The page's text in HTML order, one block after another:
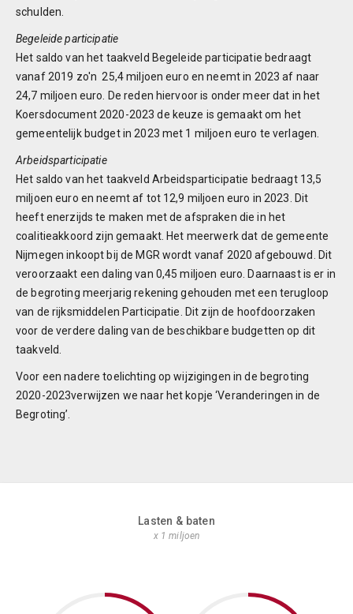
schulden.
Begeleide participatie
Het saldo van het taakveld Begeleide participatie bedraagt
vanaf 2019 zo'n 25,4 miljoen euro en neemt in 2023 af naar
24,7 miljoen euro. De reden hiervoor is onder meer dat in het
Koersdocument 2020-2023 de keuze is gemaakt om het
gemeentelijk budget in 2023 met 1 miljoen euro te verlagen.
Arbeidsparticipatie
Het saldo van het taakveld Arbeidsparticipatie bedraagt 13,5
miljoen euro en neemt af tot 12,9 miljoen euro in 2023. Dit
heeft enerzijds te maken met de afspraken die in het
coalitieakkoord zijn gemaakt. Het meerwerk dat de gemeente
Nijmegen inkoopt bij de MGR wordt vanaf 2020 afgebouwd. Dit
veroorzaakt een daling van 0,45 miljoen euro. Daarnaast is er in
de begroting meerjarig rekening gehouden met een terugloop
van de rijksmiddelen Participatie. Dit zijn de hoofdoorzaken
voor de verdere daling van de beschikbare budgetten op dit
taakveld.
Voor een nadere toelichting op wijzigingen in de begroting
2020-2023verwijzen we naar het kopje ‘Veranderingen in de
Begroting’.
Lasten & baten
x 1 miljoen